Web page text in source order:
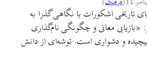
تاریخی اشکورات با نگاهی گذرا به
معانی و چگونگی نام‌گذاری
پیچیده و دشواری است. توشه‌ای از دانش